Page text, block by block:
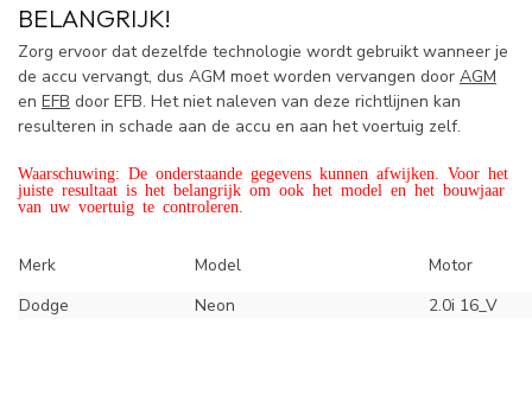
BELANGRIJK!
Zorg ervoor dat dezelfde technologie wordt gebruikt wanneer je
de accu vervangt, dus AGM moet worden vervangen door AGM
en EFB door EFB. Het niet naleven van deze richtlijnen kan
resulteren in schade aan de accu en aan het voertuig zelf.
Waarschuwing: De onderstaande gegevens kunnen afwijken. Voor het
juiste resultaat is het belangrijk om ook het model en het bouwjaar
van uw voertuig te controleren.
Merk Model
Motor
Dodge
Neon 2.0i 16_V